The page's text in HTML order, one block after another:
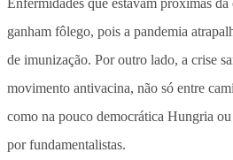
ganham fôlego, pois a pandemia
de imunização. Por outro lado, a crise
movimento antivacina, não só entre
como na pouco democrática Hungria
por fundamentalistas.